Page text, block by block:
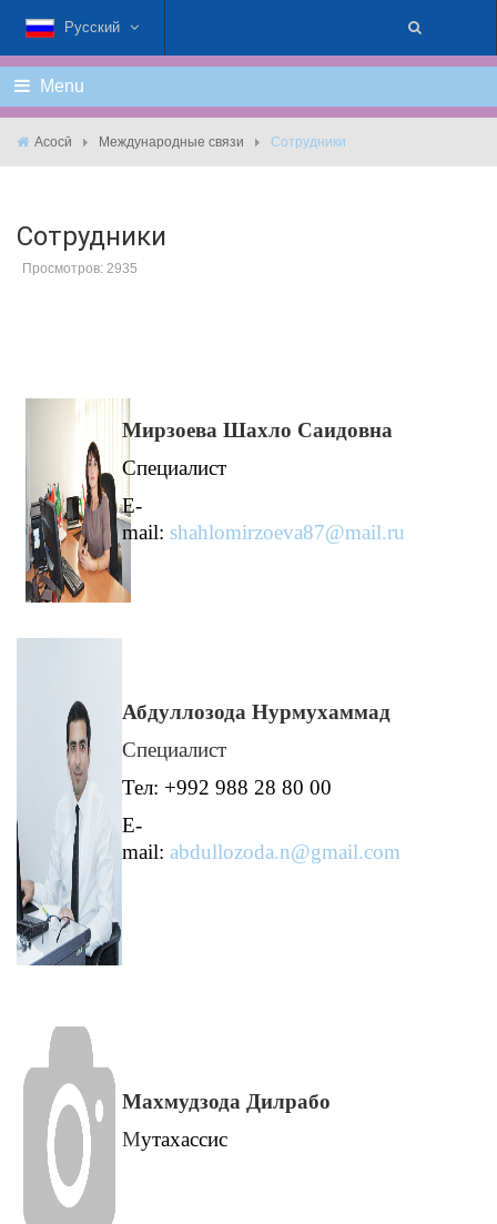
Русский
Menu
Асосӣ Международные связи Сотрудники
Сотрудники
Просмотров: 2935
Мирзоева Шахло Саидовна
Специалист
E-
mail: shahlomirzoeva87@mail.ru
Абдуллозода Нурмухаммад
Специалист
Тел: +992 988 28 80 00
E-
mail: abdullozoda.n@gmail.com
Махмудзода Дилрабо
Мутахассис